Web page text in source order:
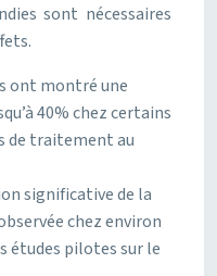
sont nécessaires
ont montré une
40% chez certains
de traitement au
significative de la
chez environ
études pilotes sur le